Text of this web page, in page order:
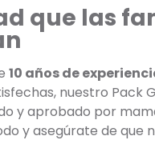
que las
10 años de
nuestro Pack
y aprobado por
y asegúrate de que